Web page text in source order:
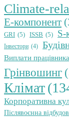
Climate-
E-компонент
GRI (5) ISSB (5) S-
Інвестори (4)
Виплати
Грінвошинг
Клімат
Корпоративна
Післявоєнна